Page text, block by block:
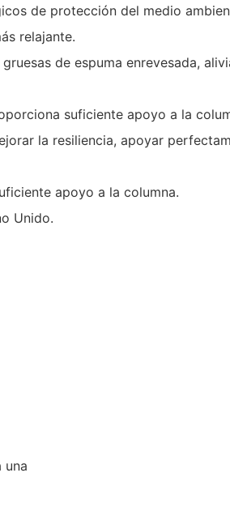
de protección del medio
relajante.
de espuma enrevesada,
suficiente apoyo a la
la resiliencia, apoyar
apoyo a la columna.
Unido.
una